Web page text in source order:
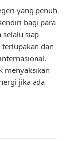
yang penuh
bagi para
selalu siap
dan
menyaksikan
jika ada